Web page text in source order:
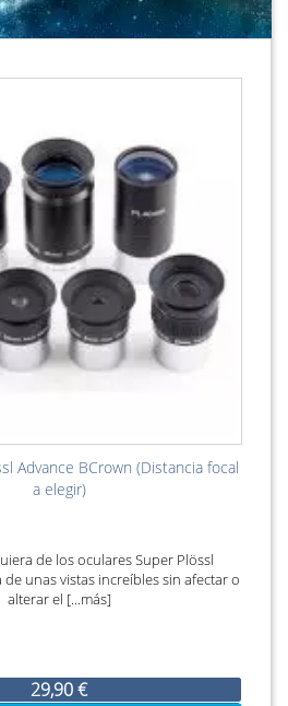
Advance BCrown (Distancia focal
a elegir)
de los oculares Super Plössl
unas vistas increíbles sin afectar o
alterar el [...más]
29,90 €